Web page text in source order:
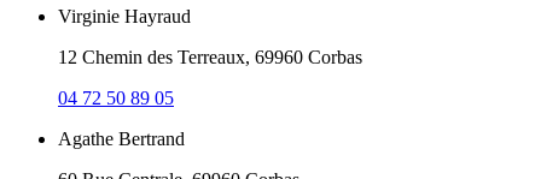
Virginie Hayraud
12 Chemin des Terreaux, 69960 Corbas
04 72 50 89 05
Agathe Bertrand